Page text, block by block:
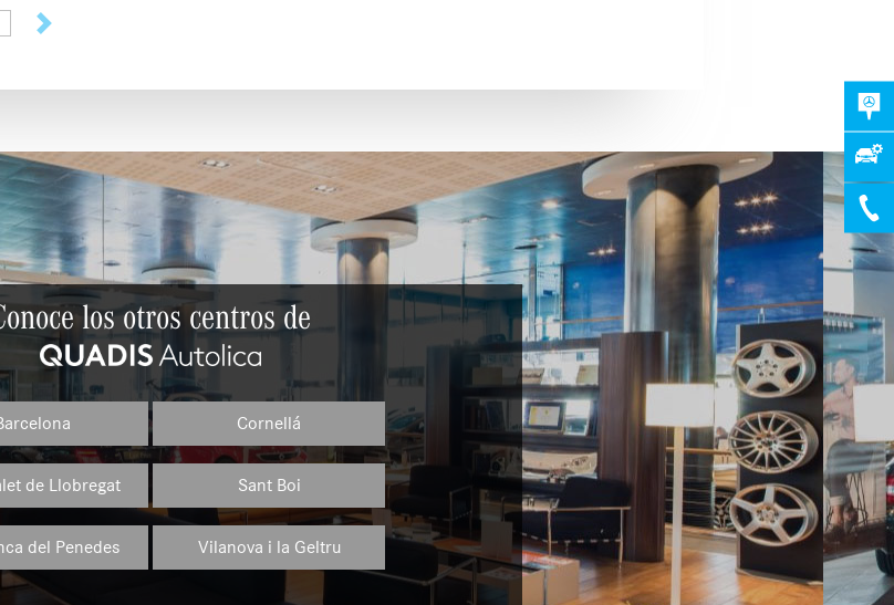
Siguiente
los otros centros de
Cornellá
de Llobregat Sant Boi
del Penedes Vilanova i la Geltru